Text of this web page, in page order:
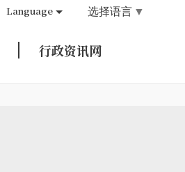
Language 选择语言 ▼
行政资讯网